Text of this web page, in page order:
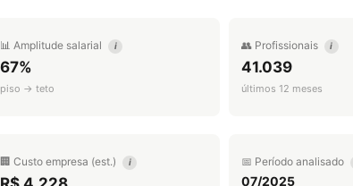
📊 Amplitude salarial i
67%
piso → teto
👥 Profissionais i
41.039
últimos 12 meses
🏢 Custo empresa (est.) i 📅 Período analisado
07/2025